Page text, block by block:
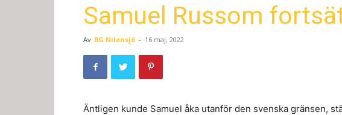
Samuel Russom
Av BG Nilensjö - 16 maj, 2022
Äntligen kunde Samuel åka utanför den svenska gränsen,